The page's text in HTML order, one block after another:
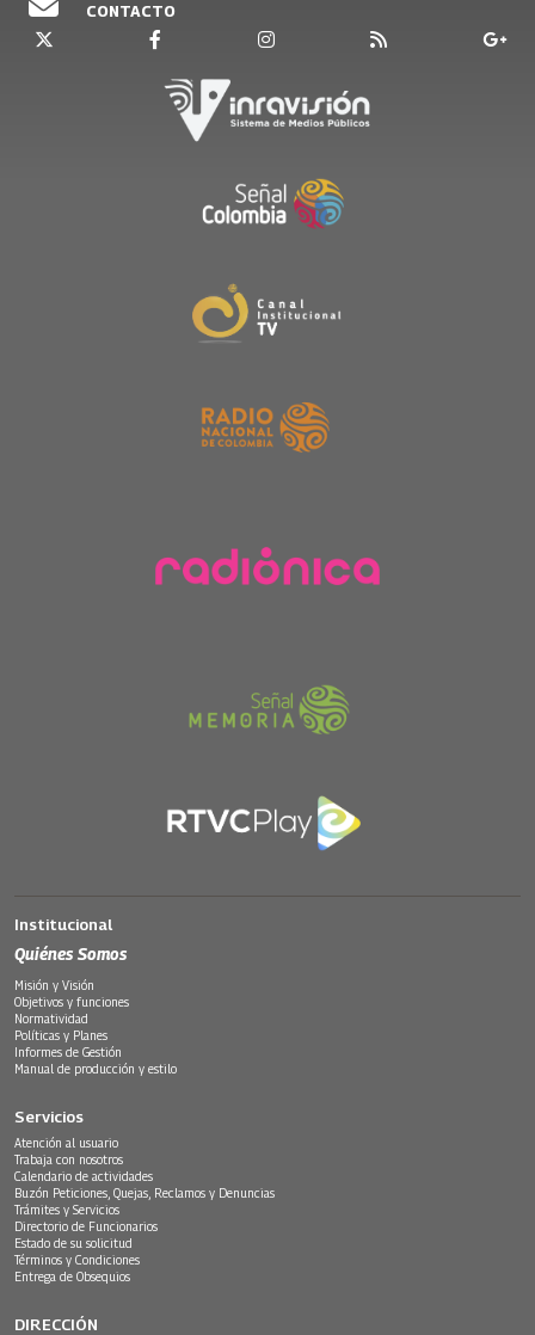
CONTACTO
Institucional
Quiénes Somos
Misión y Visión
Objetivos y funciones
Normatividad
Políticas y Planes
Informes de Gestión
Manual de producción y estilo
Servicios
Atención al usuario
Trabaja con nosotros
Calendario de actividades
Buzón Peticiones, Quejas, Reclamos y Denuncias
Trámites y Servicios
Directorio de Funcionarios
Estado de su solicitud
Términos y Condiciones
Entrega de Obsequios
DIRECCIÓN